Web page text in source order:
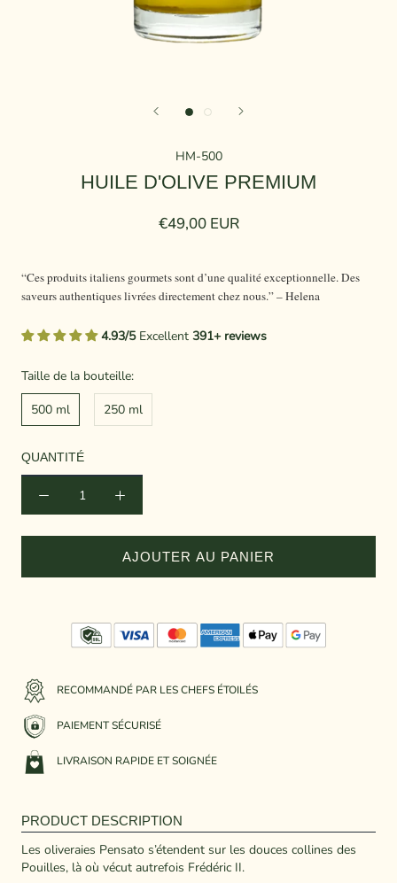
HM-500
HUILE D'OLIVE PREMIUM
€49,00 EUR
“Ces produits italiens gourmets sont d’une qualité exceptionnelle. Des
saveurs authentiques livrées directement chez nous.” – Helena
4.93/5Excellent 391+ reviews
Taille de la bouteille:
500 ml
250 ml
QUANTITÉ
AJOUTER AU PANIER
RECOMMANDÉ PAR LES CHEFS ÉTOILÉS
PAIEMENT SÉCURISÉ
LIVRAISON RAPIDE ET SOIGNÉE
PRODUCT DESCRIPTION
Les oliveraies Pensato s’étendent sur les douces collines des
Pouilles, là où vécut autrefois Frédéric II.